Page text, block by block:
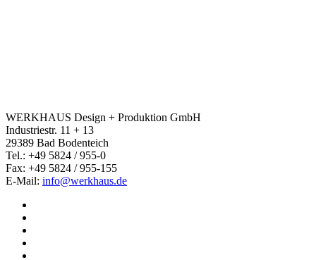
WERKHAUS Design + Produktion GmbH
Industriestr. 11 + 13
29389 Bad Bodenteich
Tel.: +49 5824 / 955-0
Fax: +49 5824 / 955-155
E-Mail: info@werkhaus.de